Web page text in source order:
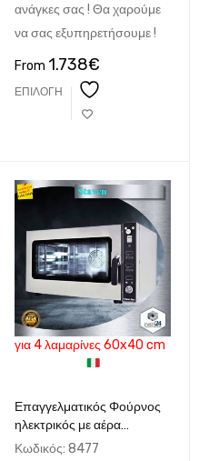
ανάγκες σας ! Θα χαρούμε
να σας εξυπηρετήσουμε !
From 1.738€
ΕΠΙΛΟΓΉ
για 4 λαμαρίνες 60x40 cm
Επαγγελματικός Φούρνος
ηλεκτρικός με αέρα
ψηφιακός Staven 4 ταψιά
Κωδικός: 8477